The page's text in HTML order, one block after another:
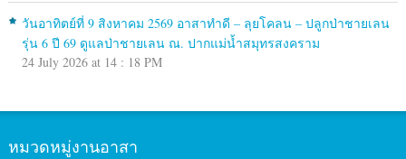
วันอาทิตย์ที่ 9 สิงหาคม 2569 อาสาทำดี – ลุยโคลน – ปลูกป่าชายเลน
รุ่น 6 ปี 69 ดูแลป่าชายเลน ณ. ปากแม่น้ำสมุทรสงคราม
24 July 2026 at 14 : 18 PM
หมวดหมู่งานอาสา